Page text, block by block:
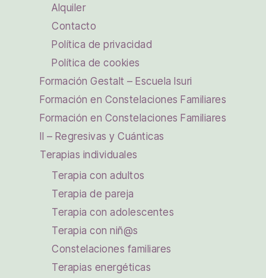
Alquiler
Contacto
Política de privacidad
Política de cookies
Formación Gestalt – Escuela Isuri
Formación en Constelaciones Familiares
Formación en Constelaciones Familiares
II – Regresivas y Cuánticas
Terapias individuales
Terapia con adultos
Terapia de pareja
Terapia con adolescentes
Terapia con niñ@s
Constelaciones familiares
Terapias energéticas